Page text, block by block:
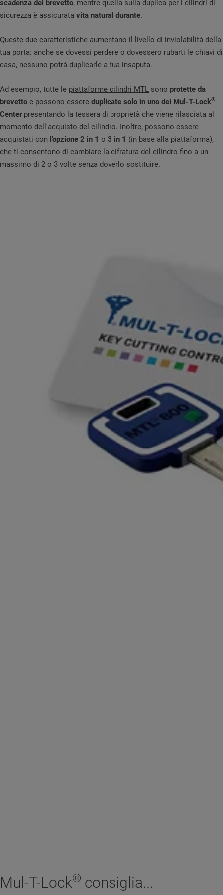
scadenza del brevetto, mentre quella sulla duplica per i cilindri di
sicurezza è assicurata vita natural durante.
Queste due caratteristiche aumentano il livello di inviolabilità della
tua porta: anche se dovessi perdere o dovessero rubarti le chiavi di
casa, nessuno potrà duplicarle a tua insaputa.
Ad esempio, tutte le piattaforme cilindri MTL sono protette da
brevetto e possono essere duplicate solo in uno dei Mul-T-Lock®
Centerpresentando la tessera di proprietà che viene rilasciata al
momento dell'acquisto del cilindro. Inoltre, possono essere
acquistati con l'opzione 2 in 1 o 3 in 1 (in base alla piattaforma),
che ti consentono di cambiare la cifratura del cilindro fino a un
massimo di 2 o 3 volte senza doverlo sostituire.
Mul-T-Lock® consiglia...